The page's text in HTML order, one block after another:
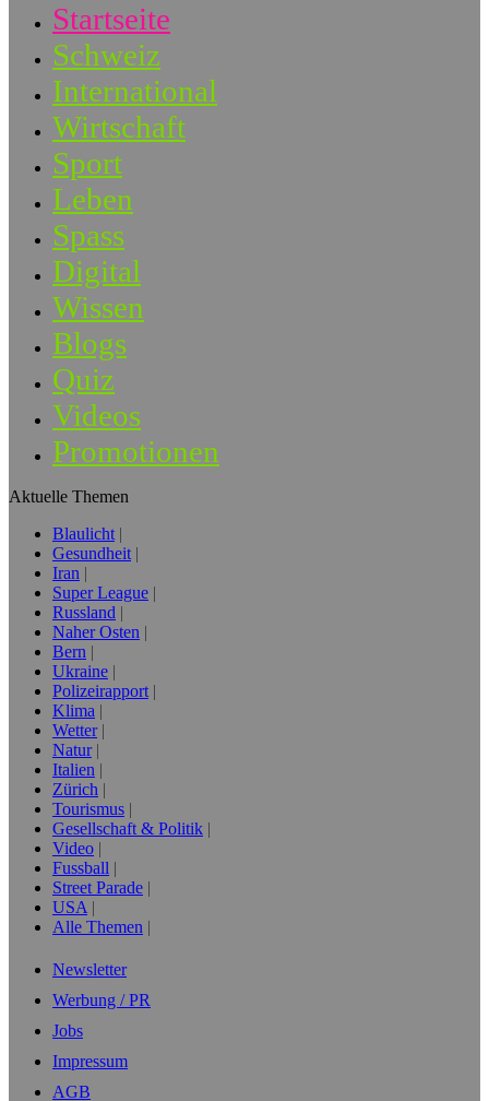
Startseite
Schweiz
International
Wirtschaft
Sport
Leben
Spass
Digital
Wissen
Blogs
Quiz
Videos
Promotionen
Aktuelle Themen
Blaulicht
Gesundheit
Iran
Super League
Russland
Naher Osten
Bern
Ukraine
Polizeirapport
Klima
Wetter
Natur
Italien
Zürich
Tourismus
Gesellschaft & Politik
Video
Fussball
Street Parade
USA
Alle Themen
Newsletter
Werbung / PR
Jobs
Impressum
AGB